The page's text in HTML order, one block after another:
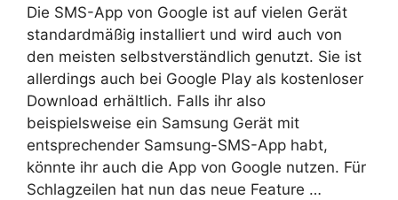
Die SMS-App von Google ist auf vielen Gerät
standardmäßig installiert und wird auch von
den meisten selbstverständlich genutzt. Sie ist
allerdings auch bei Google Play als kostenloser
Download erhältlich. Falls ihr also
beispielsweise ein Samsung Gerät mit
entsprechender Samsung-SMS-App habt,
könnte ihr auch die App von Google nutzen. Für
Schlagzeilen hat nun das neue Feature …